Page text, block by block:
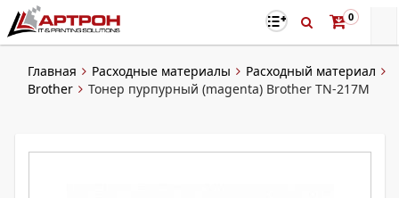
0
Главная Расходные материалы
Расходный материал
Brother
Тонер пурпурный (magenta) Brother TN-217M